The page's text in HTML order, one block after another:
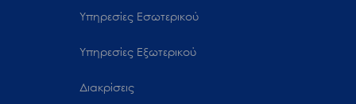
Υπηρεσίες Εσωτερικού
Υπηρεσίες Εξωτερικού
Διακρίσεις